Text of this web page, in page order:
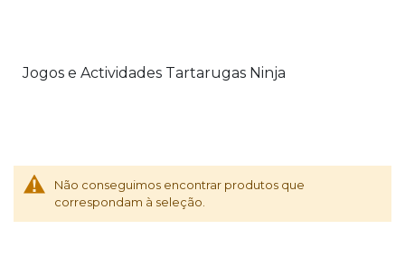
Jogos e Actividades Tartarugas Ninja
Não conseguimos encontrar produtos que
correspondam à seleção.